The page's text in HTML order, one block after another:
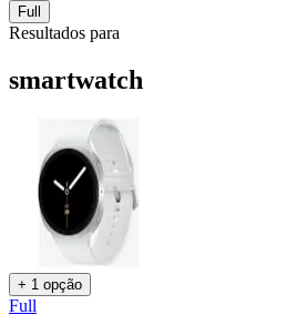
Full
Resultados para
smartwatch
+ 1 opção
Full